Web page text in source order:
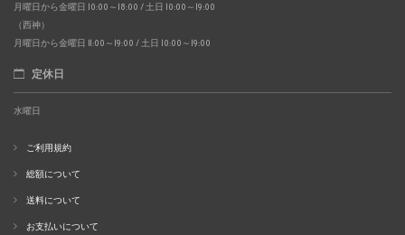
月曜日から金曜日 10:00～18:00 / 土日 10:00～19:00
（西神）
月曜日から金曜日 11:00～19:00 / 土日 10:00～19:00
定休日
水曜日
ご利用規約
総額について
送料について
お支払いについて